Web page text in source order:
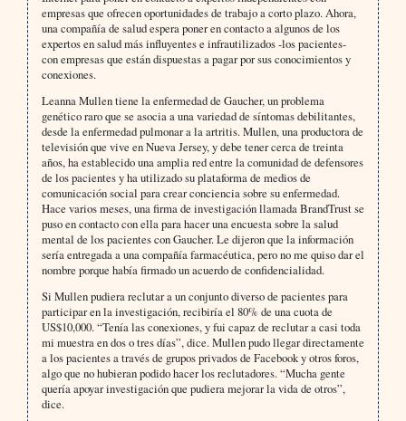
empresas que ofrecen oportunidades de trabajo a corto plazo. Ahora,
una compañía de salud espera poner en contacto a algunos de los
expertos en salud más influyentes e infrautilizados -los pacientes-
con empresas que están dispuestas a pagar por sus conocimientos y
conexiones.
Leanna Mullen tiene la enfermedad de Gaucher, un problema
genético raro que se asocia a una variedad de síntomas debilitantes,
desde la enfermedad pulmonar a la artritis. Mullen, una productora de
televisión que vive en Nueva Jersey, y debe tener cerca de treinta
años, ha establecido una amplia red entre la comunidad de defensores
de los pacientes y ha utilizado su plataforma de medios de
comunicación social para crear conciencia sobre su enfermedad.
Hace varios meses, una firma de investigación llamada BrandTrust se
puso en contacto con ella para hacer una encuesta sobre la salud
mental de los pacientes con Gaucher. Le dijeron que la información
sería entregada a una compañía farmacéutica, pero no me quiso dar el
nombre porque había firmado un acuerdo de confidencialidad.
Si Mullen pudiera reclutar a un conjunto diverso de pacientes para
participar en la investigación, recibiría el 80% de una cuota de
US$10,000. “Tenía las conexiones, y fui capaz de reclutar a casi toda
mi muestra en dos o tres días”, dice. Mullen pudo llegar directamente
a los pacientes a través de grupos privados de Facebook y otros foros,
algo que no hubieran podido hacer los reclutadores. “Mucha gente
quería apoyar investigación que pudiera mejorar la vida de otros”,
dice.